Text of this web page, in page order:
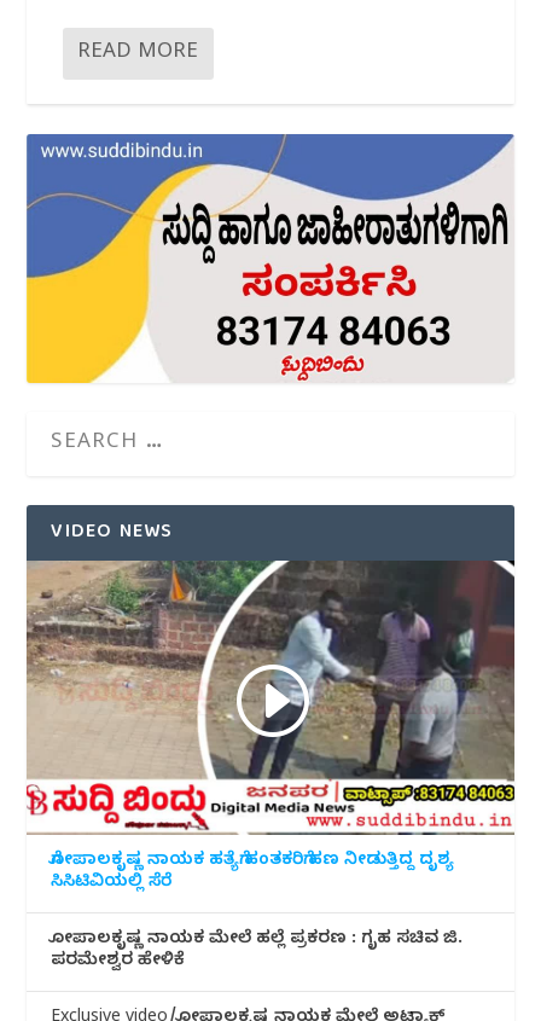
READ MORE
VIDEO NEWS
ಗೋಪಾಲಕೃಷ್ಣ ನಾಯಕ ಹತ್ಯೆಗೆ ಹಂತಕರಿಗೆ ಹಣ ನೀಡುತ್ತಿದ್ದ ದೃಶ್ಯ
ಸಿಸಿಟಿವಿಯಲ್ಲಿ ಸೆರೆ
ಗೋಪಾಲಕೃಷ್ಣ ನಾಯಕ ಮೇಲೆ ಹಲ್ಲೆ ಪ್ರಕರಣ : ಗೃಹ ಸಚಿವ ಜಿ.
ಪರಮೇಶ್ವರ ಹೇಳಿಕೆ